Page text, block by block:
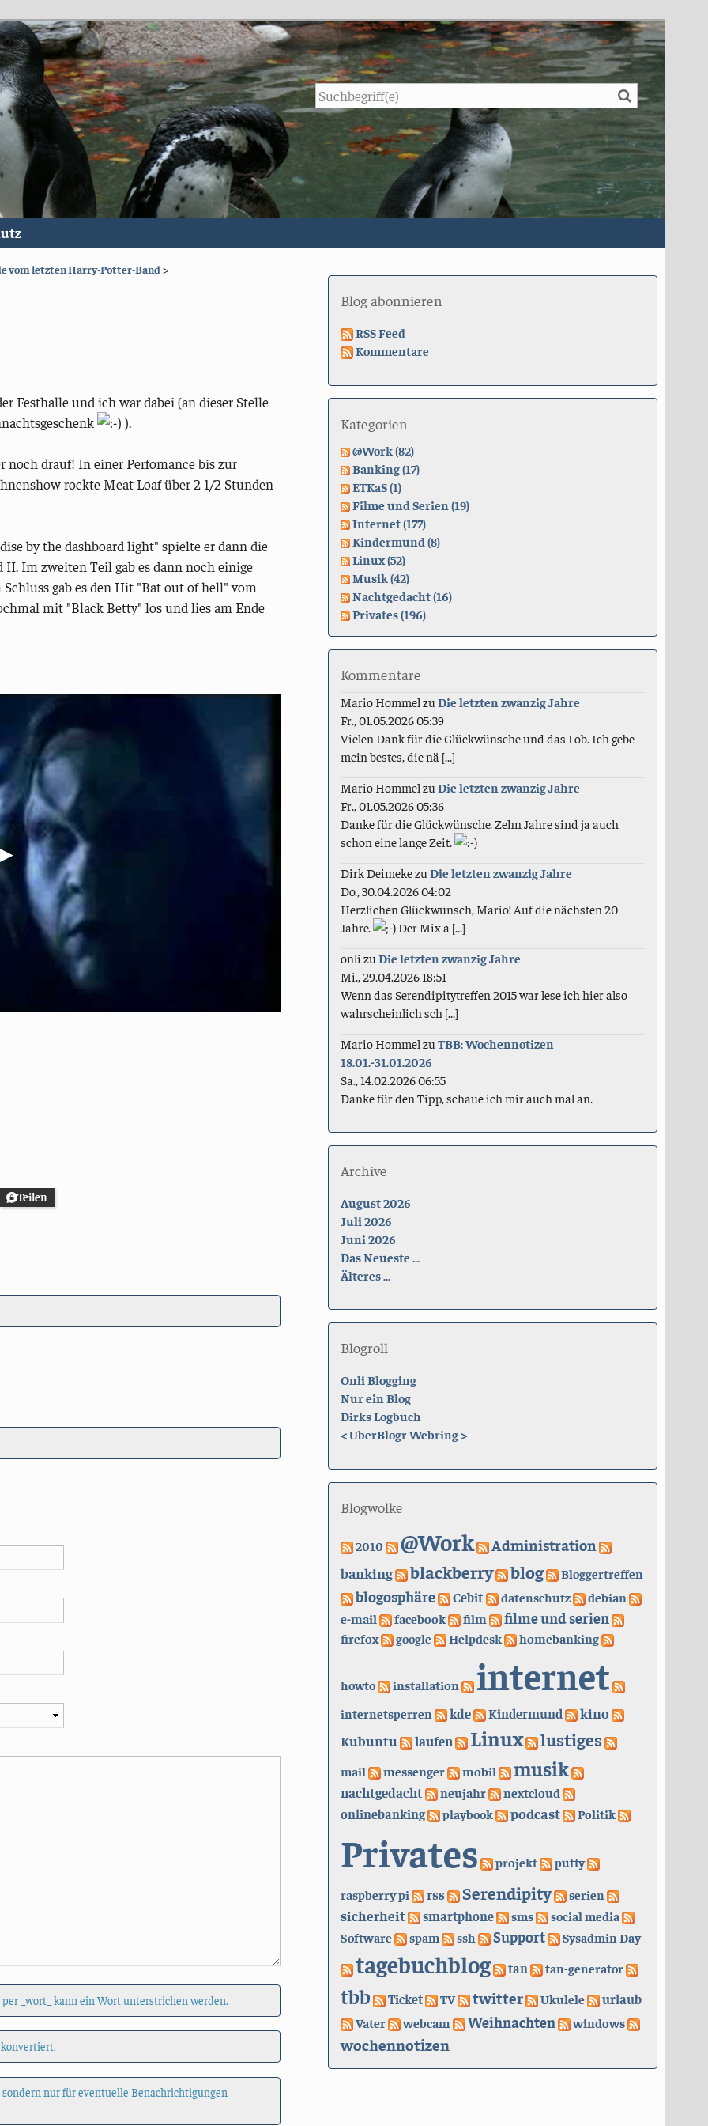
Suche
vom letzten Harry-Potter-Band >
Festhalle und ich war dabei (an dieser Stelle
).
noch drauf! In einer Perfomance bis zur
rockte Meat Loaf über 2 1/2 Stunden
by the dashboard light" spielte er dann die
Im zweiten Teil gab es dann noch einige
gab es den Hit "Bat out of hell" vom
mit "Black Betty" los und lies am Ende
Teilen
_wort_ kann ein Wort unterstrichen werden.
nur für eventuelle Benachrichtigungen
Blog abonnieren
RSS Feed
Kommentare
Kategorien
@Work (82)
Banking (17)
ETKaS (1)
Filme und Serien (19)
Internet (177)
Kindermund (8)
Linux (52)
Musik (42)
Nachtgedacht (16)
Privates (196)
Kommentare
Mario Hommel zuDie letzten zwanzig Jahre
Fr., 01.05.2026 05:39
Vielen Dank für die Glückwünsche und das Lob. Ich gebe
mein bestes, die nä [...]
Mario Hommel zuDie letzten zwanzig Jahre
Fr., 01.05.2026 05:36
Danke für die Glückwünsche. Zehn Jahre sind ja auch
schon eine lange Zeit.
Dirk DeimekezuDie letzten zwanzig Jahre
Do., 30.04.2026 04:02
Herzlichen Glückwunsch, Mario! Auf die nächsten 20
Jahre.
Der Mix a [...]
onli zuDie letzten zwanzig Jahre
Mi., 29.04.2026 18:51
Wenn das Serendipitytreffen 2015 war lese ich hier also
wahrscheinlich sch [...]
Mario Hommel zuTBB: Wochennotizen
18.01.-31.01.2026
Sa., 14.02.2026 06:55
Danke für den Tipp, schaue ich mir auch mal an.
Archive
August 2026
Juli 2026
Juni 2026
Das Neueste ...
Älteres ...
Blogroll
Onli Blogging
Nur ein Blog
Dirks Logbuch
<UberBlogr Webring>
Blogwolke
2010 @Work Administration
banking blackberry blog Bloggertreffen
blogosphäre Cebit datenschutz
debian
e-mail
facebook film filme und serien
firefox google Helpdesk homebanking
howto installation internet
internetsperren kde Kindermund
kino
Kubuntu
laufen Linux lustiges
mail messenger mobil musik
nachtgedacht neujahr nextcloud
onlinebanking playbook podcast Politik
Privates projekt putty
raspberry pi rss Serendipity serien
sicherheit smartphone sms
social media
Software
spam ssh Support Sysadmin Day
tagebuchblog tan tan-generator
tbb Ticket TV twitter Ukulele urlaub
Vater webcam Weihnachten windows
wochennotizen